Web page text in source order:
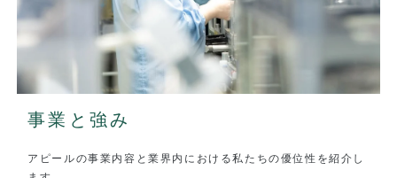
事業と強み
アピールの事業内容と業界内における私たちの優位性を紹介し